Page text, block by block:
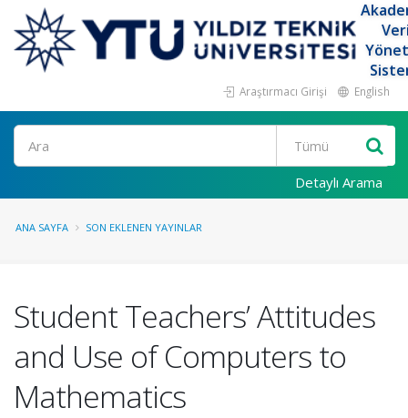
Araştırmacı Girişi English
Ara
Detaylı Arama
ANA SAYFA SON EKLENEN YAYINLAR
Student Teachers’ Attitudes
and Use of Computers to
Mathematics